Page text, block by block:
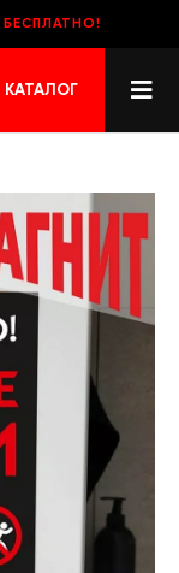
БЕСПЛАТНО!
КАТАЛОГ